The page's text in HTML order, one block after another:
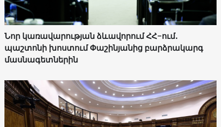
Նոր կառավարության ձևավորում ՀՀ-ում․
պաշտոնի խոստում Փաշինյանից բարձրակարգ
մասնագետներին